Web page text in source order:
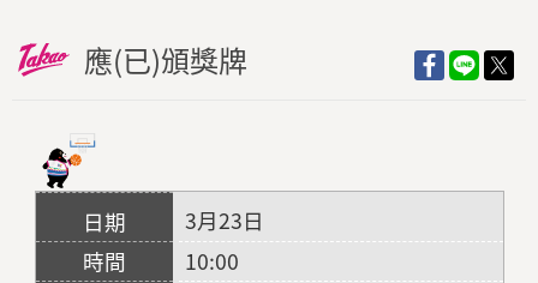
應(已)頒獎牌
3月23日
10:00